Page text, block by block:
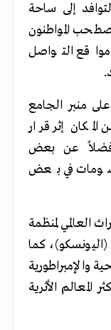
إلى ساحة
المواطنون
مواقع التواصل
منبر الجامع
إثر قرار
إلى متحف عام 1934، فضلاً عن بعض
في بعض
العالمي لمنظمة
(اليونسكو)، كما
والإمبراطورية
المعالم الأثرية